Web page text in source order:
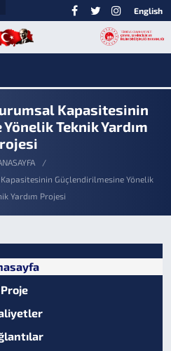
English
Kapasitesinin
Teknik Yardım
Güçlendirilmesine Yönelik
Yardım Projesi
Proje